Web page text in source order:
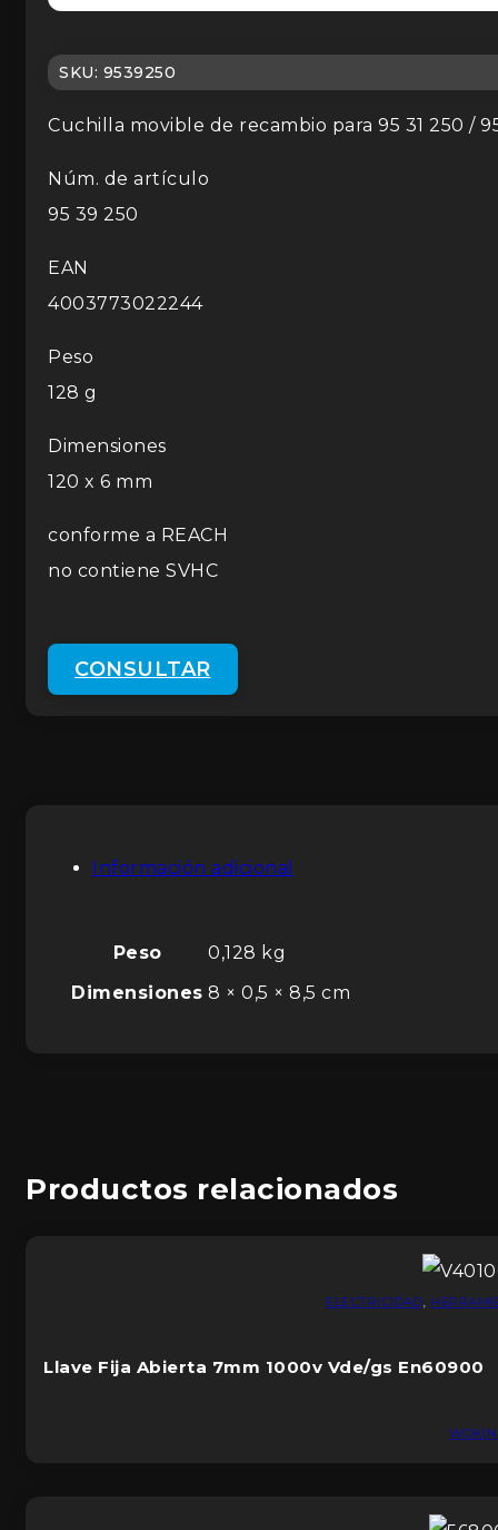
SKU: 9539250
Cuchilla movible de recambio para 95 31 250 /
Núm. de artículo
95 39 250
EAN
4003773022244
Peso
128 g
Dimensiones
120 x 6 mm
conforme a REACH
no contiene SVHC
CONSULTAR
Información adicional
Peso
0,128 kg
Dimensiones 8 × 0,5 × 8,5 cm
Productos relacionados
ELECTRICIDAD,
Llave Fija Abierta 7mm 1000v Vde/gs En60900
WOKIN